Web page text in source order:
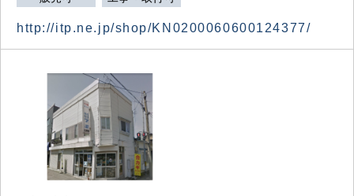
http://itp.ne.jp/shop/KN0200060600124377/